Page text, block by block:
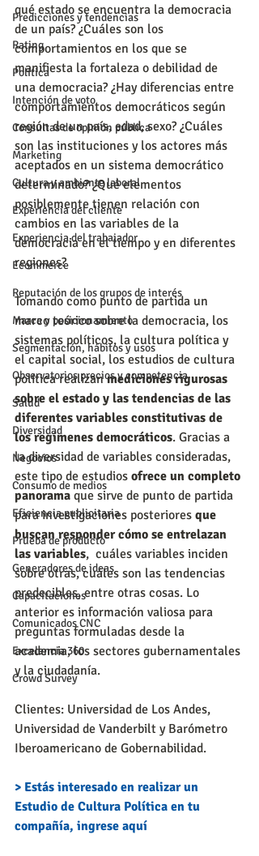
Predicciones y tendencias
Rating
Política
Intención de voto
Consultas de opinión pública
Marketing
Cultura y ambiente laboral
Experiencia del cliente
Experiencia del trabajador
Ecommerce
Reputación de los grupos de interés
Marca y posicionamiento
Segmentación, hábitos y usos
Observatorios precios y competencia
Salud
Diversidad
Negocios
Consumo de medios
Eficiencia publicitaria
Prueba de producto
Generadores de ideas
Capacitaciones
Comunicados CNC
Excelencia 360
Crowd Survey
qué estado se encuentra la democracia
de un país? ¿Cuáles son los
comportamientos en los que se
manifiesta la fortaleza o debilidad de
una democracia? ¿Hay diferencias entre
comportamientos democráticos según
región de un país, edad, sexo? ¿Cuáles
son las instituciones y los actores más
aceptados en un sistema democrático
determinado? ¿Qué elementos
posiblemente tienen relación con
cambios en las variables de la
democracia en el tiempo y en diferentes
regiones?
Tomando como punto de partida un
marco teórico sobre la democracia, los
sistemas políticos, la cultura política y
el capital social, los estudios de cultura
política realizan mediciones rigurosas
sobre el estado y las tendencias de las
diferentes variables constitutivas de
los regímenes democráticos. Gracias a
la diversidad de variables consideradas,
este tipo de estudios ofrece un completo
panorama que sirve de punto de partida
para investigaciones posteriores que
buscan responder cómo se entrelazan
las variables,  cuáles variables inciden
sobre otras, cuáles son las tendencias
predecibles, entre otras cosas. Lo
anterior es información valiosa para
preguntas formuladas desde la
academia, los sectores gubernamentales
y la ciudadanía.
Clientes: Universidad de Los Andes,
Universidad de Vanderbilt y Barómetro
Iberoamericano de Gobernabilidad.
> Estás interesado en realizar un
Estudio de Cultura Política en tu
compañía, ingrese aquí